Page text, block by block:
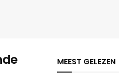
MEEST GELEZEN